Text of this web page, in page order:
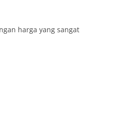
harga yang sangat